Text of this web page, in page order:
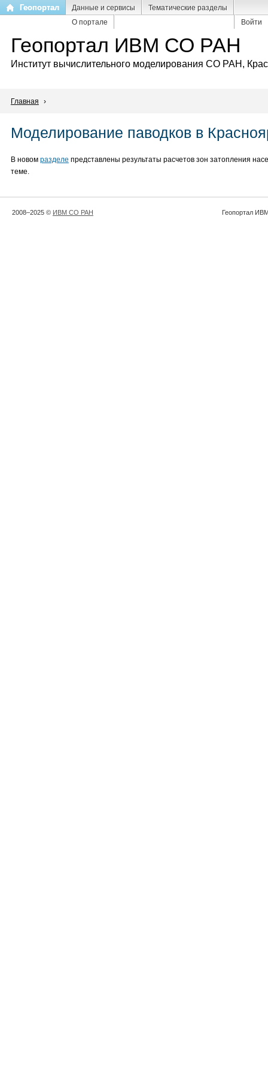
Перейти
содержанию
Геопортал Данные и сервисы
Тематические разделы
О портале
Войти
Геопортал ИВМ СО РАН
Институт вычислительного моделирования СО РАН,
Главная ›
Моделирование паводков в
В новом разделе представлены результаты расчетов зон затопления
теме.
2008–2025 © ИВМ СО РАН Геопортал